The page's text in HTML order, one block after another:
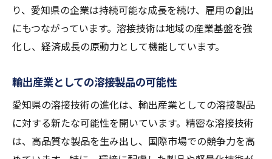
り、愛知県の企業は持続可能な成長を続け、雇用の創出
にもつながっています。溶接技術は地域の産業基盤を強
化し、経済成長の原動力として機能しています。
輸出産業としての溶接製品の可能性
愛知県の溶接技術の進化は、輸出産業としての溶接製品
に対する新たな可能性を開いています。精密な溶接技術
は、高品質な製品を生み出し、国際市場での競争力を高